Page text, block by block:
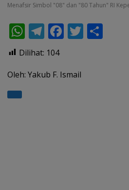
Menafsir Simbol "08" dan "80 Tahun" RI
W
h
at
s
T
el
e
gr
F
b
T
Dilihat: 104
Oleh: Yakub F. Ismail